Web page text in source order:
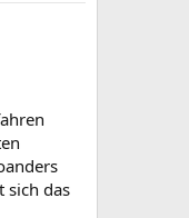
sich das